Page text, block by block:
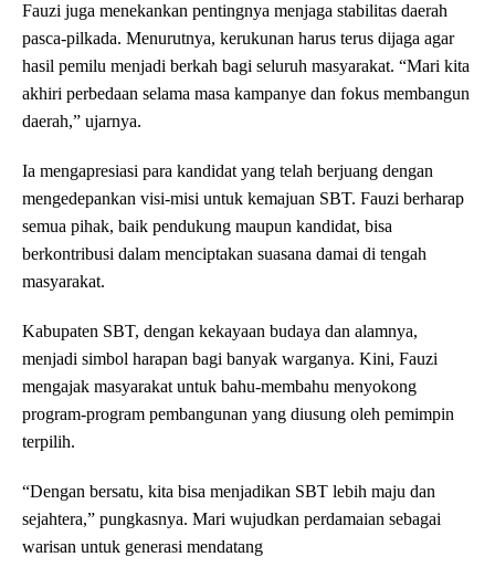
Fauzi juga menekankan pentingnya menjaga stabilitas daerah
pasca-pilkada. Menurutnya, kerukunan harus terus dijaga agar
hasil pemilu menjadi berkah bagi seluruh masyarakat. “Mari kita
akhiri perbedaan selama masa kampanye dan fokus membangun
daerah,” ujarnya.
Ia mengapresiasi para kandidat yang telah berjuang dengan
mengedepankan visi-misi untuk kemajuan SBT. Fauzi berharap
semua pihak, baik pendukung maupun kandidat, bisa
berkontribusi dalam menciptakan suasana damai di tengah
masyarakat.
Kabupaten SBT, dengan kekayaan budaya dan alamnya,
menjadi simbol harapan bagi banyak warganya. Kini, Fauzi
mengajak masyarakat untuk bahu-membahu menyokong
program-program pembangunan yang diusung oleh pemimpin
terpilih.
“Dengan bersatu, kita bisa menjadikan SBT lebih maju dan
sejahtera,” pungkasnya. Mari wujudkan perdamaian sebagai
warisan untuk generasi mendatang